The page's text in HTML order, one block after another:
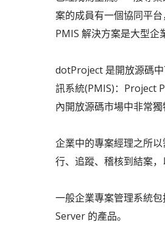
案的成員有一個協同平
PMIS 解決方案是大型企
dotProject 是開放源碼
訊系統(PMIS)：Project
內開放源碼市場中非常獨
企業中的專案經理之所
行、追蹤、稽核到結案
一般企業專案管理系統
Server 的產品。